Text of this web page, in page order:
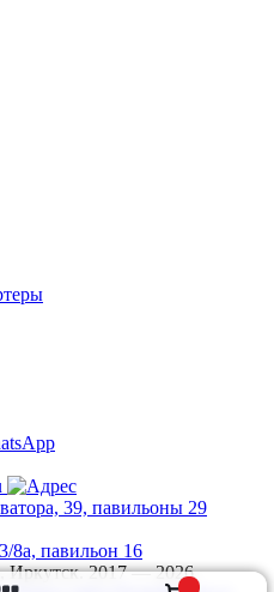
39, павильоны 29
8а, павильон 16
Иркутск. 2017 — 2026